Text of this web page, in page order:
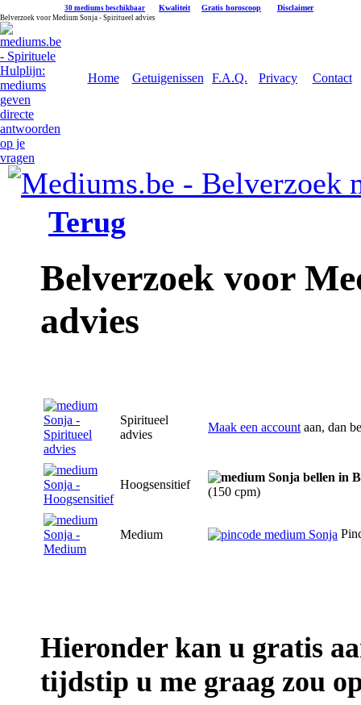
30 mediums beschikbaar Kwaliteit Gratis horoscoop Disclaimer
Belverzoek voor Medium Sonja - Spiritueel advies
Home Getuigenissen F.A.Q. Privacy Contact
Terug
Belverzoek voor
advies
Spiritueel
advies
Maak een account aan, dan
Hoogsensitief
(150 cpm)
Medium
Hieronder kan u gratis
tijdstip u me graag zou